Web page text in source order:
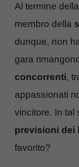
Al termine
membro della
dunque, non
gara
concorrenti,
appassionati
vincitore. In tal
previsioni dei
favorito?